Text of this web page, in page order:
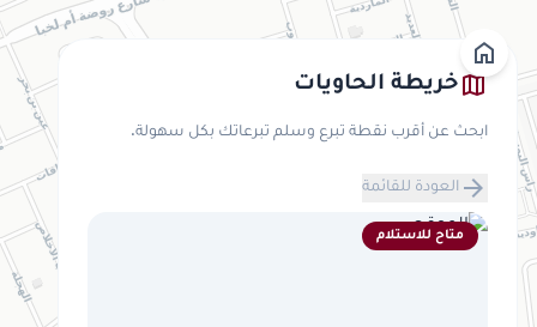
home
map خريطة الحاويات
ابحث عن أقرب نقطة تبرع وسلم تبرعاتك بكل سهولة.
arrow_forward العودة للقائمة
متاح للاستلام